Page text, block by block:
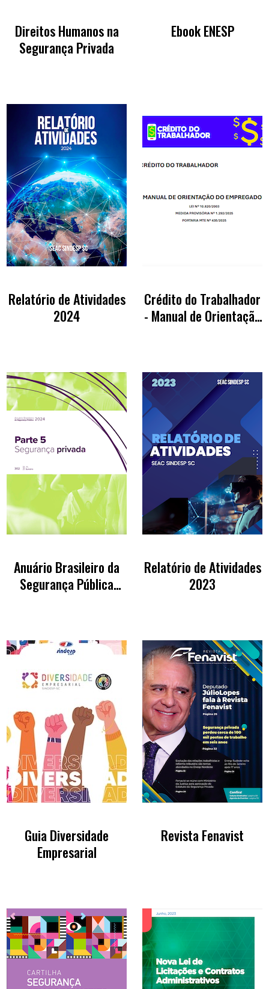
Direitos Humanos na
Segurança Privada
Ebook ENESP
Relatório de Atividades
2024
Crédito do Trabalhador
- Manual de Orientação
Anuário Brasileiro da
Segurança Pública
Relatório de Atividades
2023
Guia Diversidade
Empresarial
Revista Fenavist